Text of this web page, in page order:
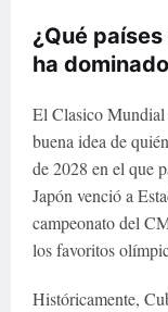
¿Qué
ha
El Clasico
buena idea de
de 2028 en el que
Japón venció a
campeonato del
los favoritos
Históricamente,